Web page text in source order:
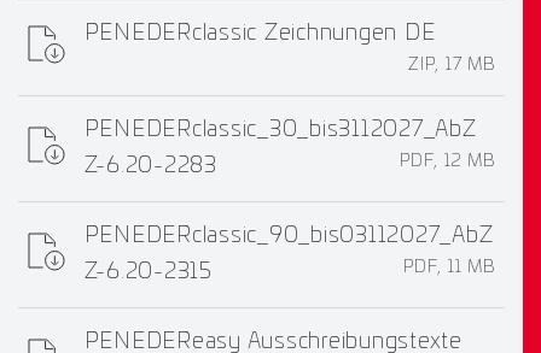
PENEDERclassic Zeichnungen DE
ZIP, 17 MB
PENEDERclassic_30_bis3112027_AbZ
Z-6.20-2283
PDF, 12 MB
PENEDERclassic_90_bis03112027_AbZ
Z-6.20-2315
PDF, 11 MB
PENEDEReasy Ausschreibungstexte